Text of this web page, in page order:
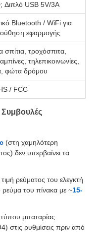
Διπλό USB 5V/3A
Bluetooth / WiFi για
εφαρμογής
σπίτια, τροχόσπιτα,
τηλεπικοινωνίες,
φώτα δρόμου
/ FCC
(στη χαμηλότερη
δεν υπερβαίνει τα
ρεύματος του ελεγκτή
του πίνακα με ~15-
μπαταρίας
στις ρυθμίσεις πριν από